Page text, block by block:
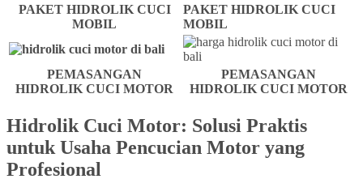
PAKET HIDROLIK CUCI
MOBIL
PAKET HIDROLIK CUCI
MOBIL
PEMASANGAN
HIDROLIK CUCI MOTOR
PEMASANGAN
HIDROLIK CUCI MOTOR
Hidrolik Cuci Motor: Solusi Praktis
untuk Usaha Pencucian Motor yang
Profesional